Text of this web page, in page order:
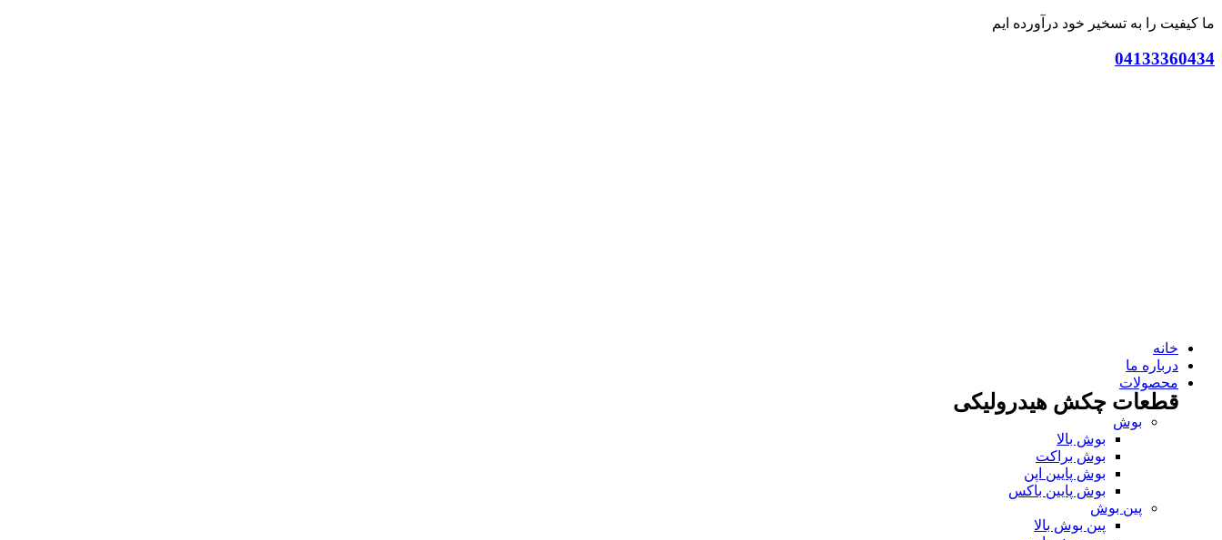
ما کیفیت را به تسخیر خود درآورده ایم
04133360434
خانه
درباره ما
محصولات
قطعات چکش هیدرولیکی
بوش
بوش بالا
بوش براکت
بوش پایین اپن
بوش پایین باکس
پین بوش
پین بوش بالا